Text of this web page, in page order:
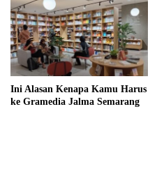
Ini Alasan Kenapa Kamu Harus
ke Gramedia Jalma Semarang